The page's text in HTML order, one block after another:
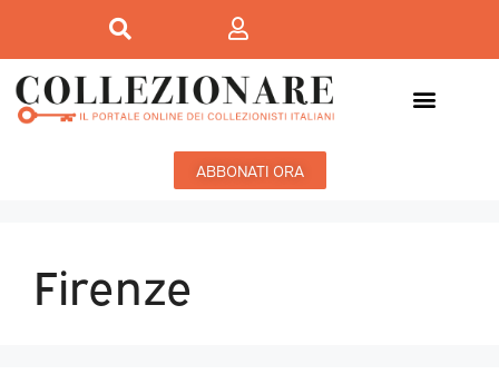
ABBONATI ORA
Firenze